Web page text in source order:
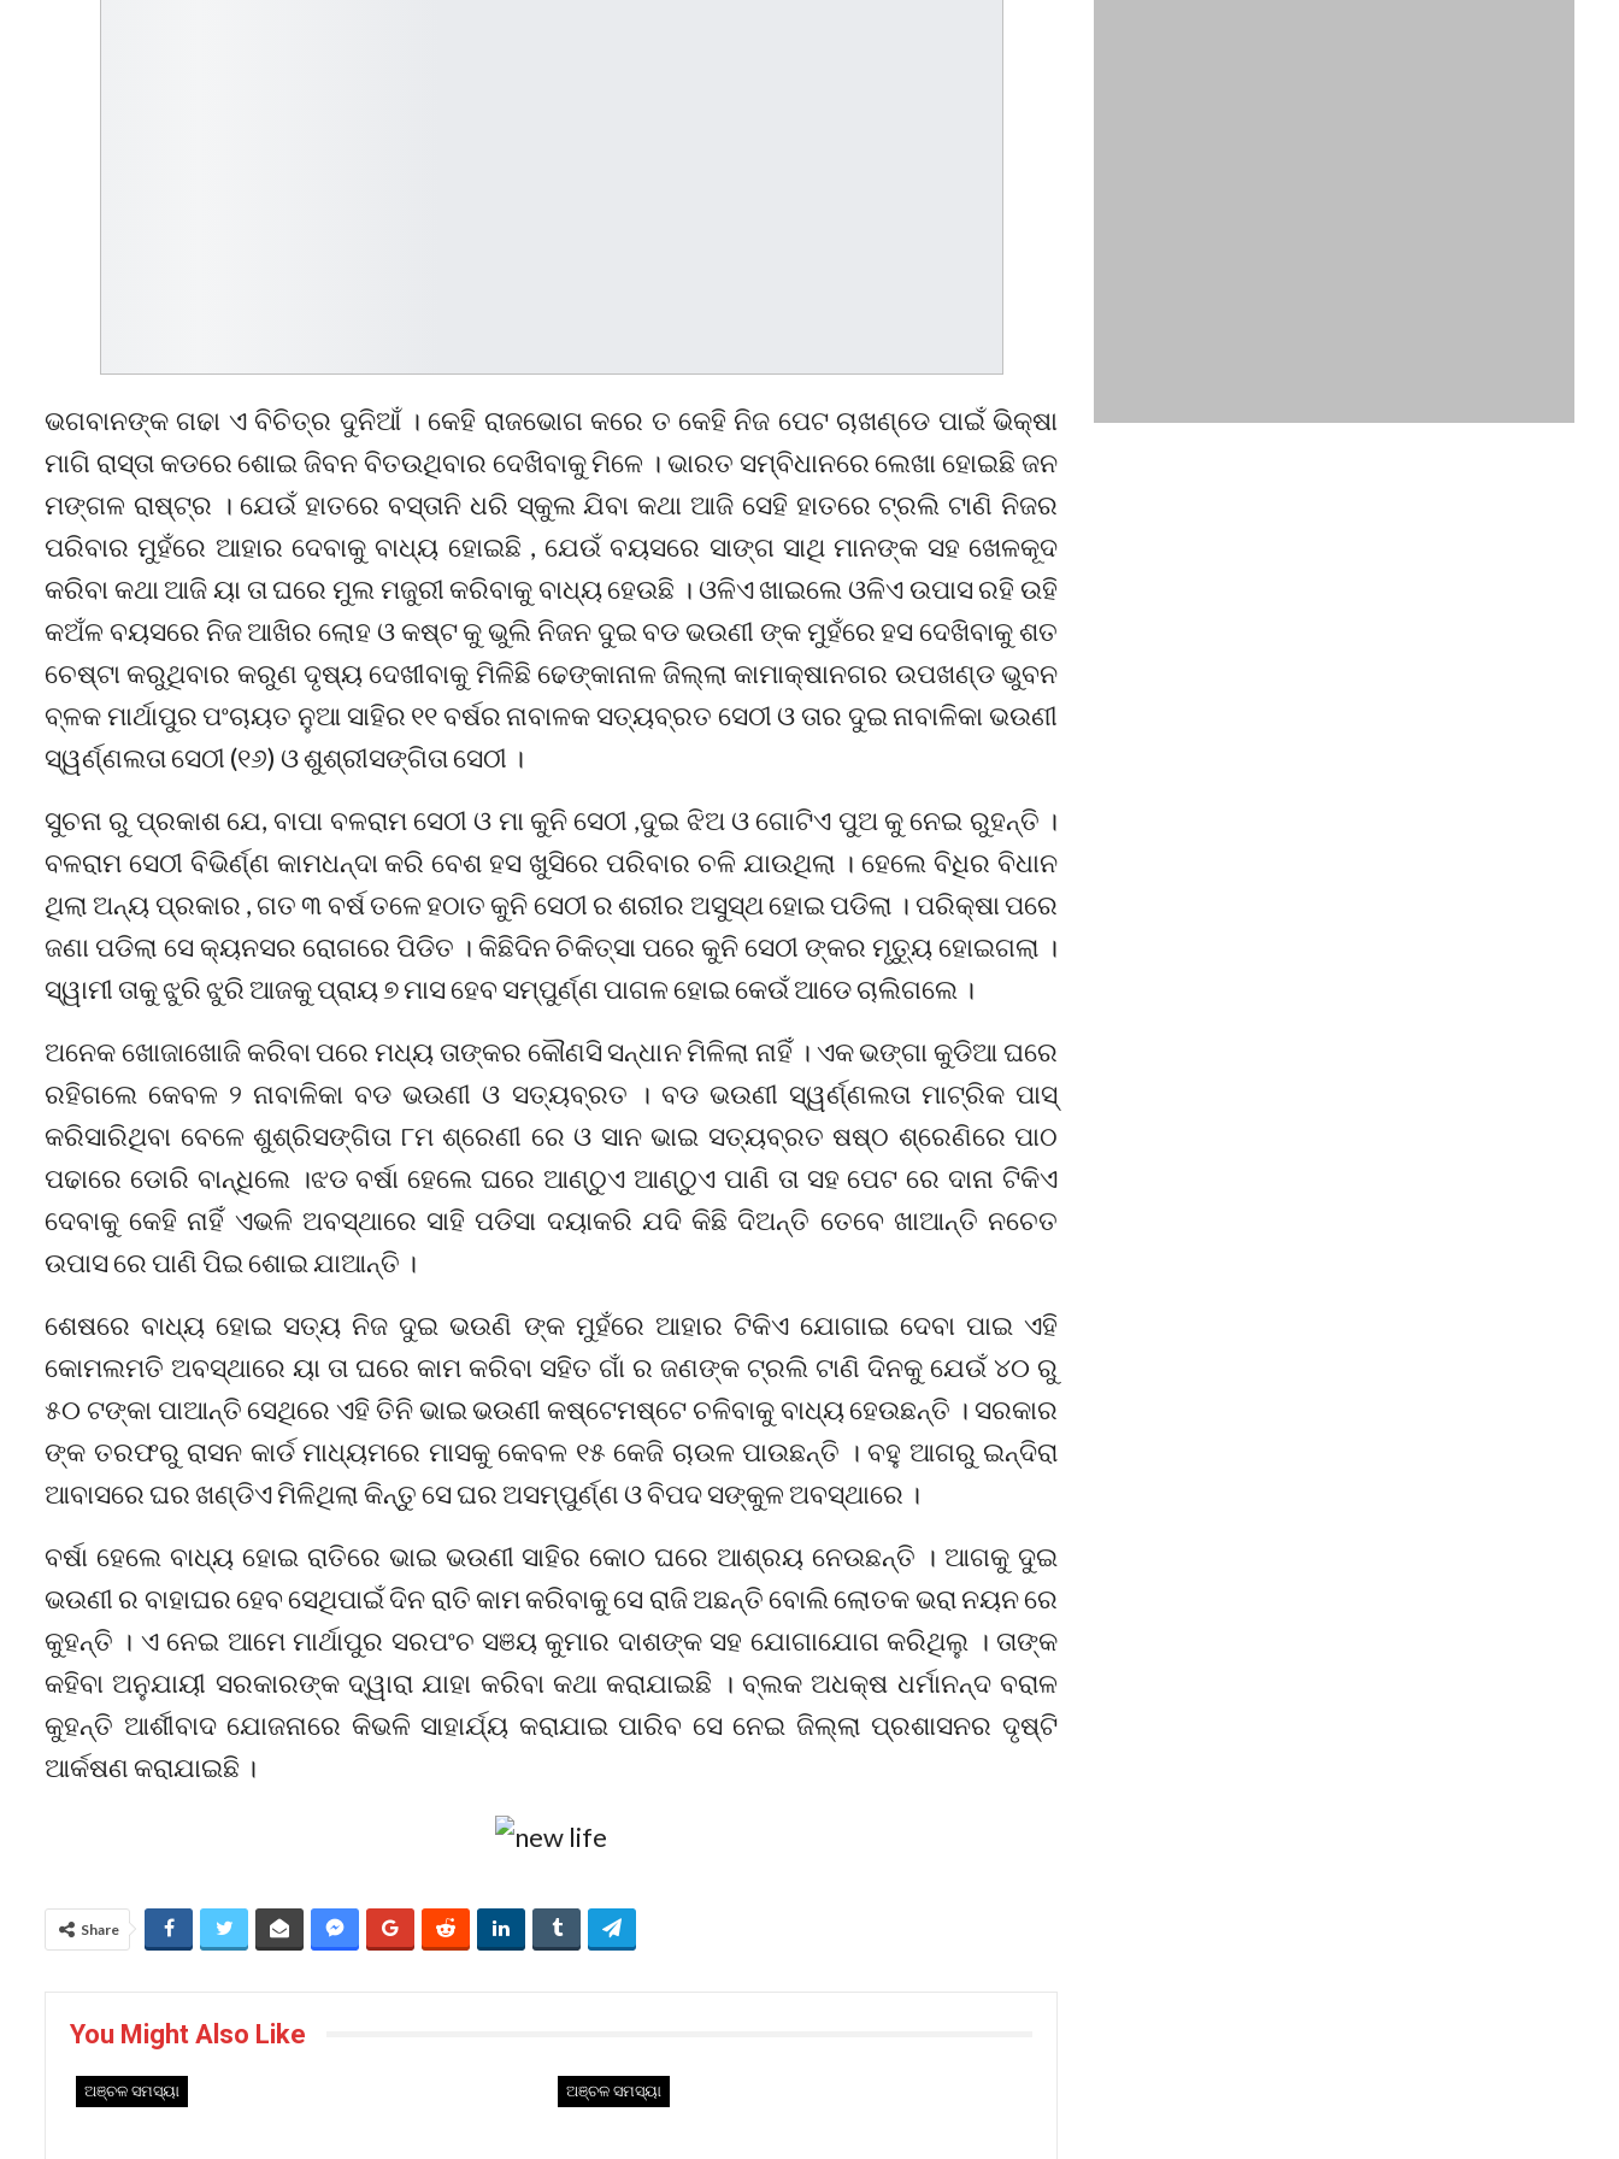
ଭଗବାନଙ୍କ ଗଢା ଏ ବିଚିତ୍ର ଦୁନିଆଁ । କେହି ରାଜଭୋଗ କରେ ତ କେହି ନିଜ ପେଟ ଚାଖଣ୍ଡେ ପାଇଁ ଭିକ୍ଷା
ମାଗି ରାସ୍ତା କଡରେ ଶୋଇ ଜିବନ ବିତଉଥିବାର ଦେଖିବାକୁ ମିଳେ । ଭାରତ ସମ୍ବିଧାନରେ ଲେଖା ହୋଇଛି ଜନ
ମଙ୍ଗଳ ରାଷ୍ଟ୍ର । ଯେଉଁ ହାତରେ ବସ୍ତାନି ଧରି ସ୍କୁଲ ଯିବା କଥା ଆଜି ସେହି ହାତରେ ଟ୍ରଲି ଟାଣି ନିଜର
ପରିବାର ମୁହଁରେ ଆହାର ଦେବାକୁ ବାଧ୍ୟ ହୋଇଛି , ଯେଉଁ ବୟସରେ ସାଙ୍ଗ ସାଥି ମାନଙ୍କ ସହ ଖେଳକୂଦ
କରିବା କଥା ଆଜି ୟା ତା ଘରେ ମୁଲ ମଜୁରୀ କରିବାକୁ ବାଧ୍ୟ ହେଉଛି । ଓଳିଏ ଖାଇଲେ ଓଳିଏ ଉପାସ ରହି ଉହି
କଅଁଳ ବୟସରେ ନିଜ ଆଖିର ଲୋହ ଓ କଷ୍ଟ କୁ ଭୁଲି ନିଜନ ଦୁଇ ବଡ ଭଉଣୀ ଙ୍କ ମୁହଁରେ ହସ ଦେଖିବାକୁ ଶତ
ଚେଷ୍ଟା କରୁଥିବାର କରୁଣ ଦୃଷ୍ୟ ଦେଖୀବାକୁ ମିଳିଛି ଢେଙ୍କାନାଳ ଜିଲ୍ଲା କାମାକ୍ଷାନଗର ଉପଖଣ୍ଡ ଭୁବନ
ବ୍ଳକ ମାର୍ଥାପୁର ପଂଚାୟତ ନୁଆ ସାହିର ୧୧ ବର୍ଷର ନାବାଳକ ସତ୍ୟବ୍ରତ ସେଠୀ ଓ ତାର ଦୁଇ ନାବାଳିକା ଭଉଣୀ
ସ୍ୱର୍ଣ୍ଣଲତା ସେଠୀ (୧୬) ଓ ଶୁଶ୍ରୀସଙ୍ଗିତା ସେଠୀ ।
ସୁଚନା ରୁ ପ୍ରକାଶ ଯେ, ବାପା ବଳରାମ ସେଠୀ ଓ ମା କୁନି ସେଠୀ ,ଦୁଇ ଝିଅ ଓ ଗୋଟିଏ ପୁଅ କୁ ନେଇ ରୁହନ୍ତି ।
ବଳରାମ ସେଠୀ ବିଭିର୍ଣ୍ଣ କାମଧନ୍ଦା କରି ବେଶ ହସ ଖୁସିରେ ପରିବାର ଚଳି ଯାଉଥିଲା । ହେଲେ ବିଧିର ବିଧାନ
ଥିଲା ଅନ୍ୟ ପ୍ରକାର , ଗତ ୩ ବର୍ଷ ତଳେ ହଠାତ କୁନି ସେଠୀ ର ଶରୀର ଅସୁସ୍ଥ ହୋଇ ପଡିଲା । ପରିକ୍ଷା ପରେ
ଜଣା ପଡିଲା ସେ କ୍ୟନସର ରୋଗରେ ପିଡିତ । କିଛିଦିନ ଚିକିତ୍ସା ପରେ କୁନି ସେଠୀ ଙ୍କର ମୃତ୍ୟୁ ହୋଇଗଲା ।
ସ୍ୱାମୀ ତାକୁ ଝୁରି ଝୁରି ଆଜକୁ ପ୍ରାୟ ୭ ମାସ ହେବ ସମ୍ପୁର୍ଣ୍ଣ ପାଗଳ ହୋଇ କେଉଁ ଆଡେ ଚାଲିଗଲେ ।
ଅନେକ ଖୋଜାଖୋଜି କରିବା ପରେ ମଧ୍ୟ ତାଙ୍କର କୌଣସି ସନ୍ଧାନ ମିଳିଲା ନାହିଁ । ଏକ ଭଙ୍ଗା କୁଡିଆ ଘରେ
ରହିଗଲେ କେବଳ ୨ ନାବାଳିକା ବଡ ଭଉଣୀ ଓ ସତ୍ୟବ୍ରତ । ବଡ ଭଉଣୀ ସ୍ୱର୍ଣ୍ଣଲତା ମାଟ୍ରିକ ପାସ୍
କରିସାରିଥିବା ବେଳେ ଶୁଶ୍ରିସଙ୍ଗିତା ୮ମ ଶ୍ରେଣୀ ରେ ଓ ସାନ ଭାଇ ସତ୍ୟବ୍ରତ ଷଷ୍ଠ ଶ୍ରେଣିରେ ପାଠ
ପଢାରେ ଡୋରି ବାନ୍ଧିଲେ ।ଝଡ ବର୍ଷା ହେଲେ ଘରେ ଆଣ୍ଠୁଏ ଆଣ୍ଠୁଏ ପାଣି ତା ସହ ପେଟ ରେ ଦାନା ଟିକିଏ
ଦେବାକୁ କେହି ନାହିଁ ଏଭଳି ଅବସ୍ଥାରେ ସାହି ପଡିସା ଦୟାକରି ଯଦି କିଛି ଦିଅନ୍ତି ତେବେ ଖାଆନ୍ତି ନଚେତ
ଉପାସ ରେ ପାଣି ପିଇ ଶୋଇ ଯାଆନ୍ତି ।
ଶେଷରେ ବାଧ୍ୟ ହୋଇ ସତ୍ୟ ନିଜ ଦୁଇ ଭଉଣି ଙ୍କ ମୁହଁରେ ଆହାର ଟିକିଏ ଯୋଗାଇ ଦେବା ପାଇ ଏହି
କୋମଲମତି ଅବସ୍ଥାରେ ୟା ତା ଘରେ କାମ କରିବା ସହିତ ଗାଁ ର ଜଣଙ୍କ ଟ୍ରଲି ଟାଣି ଦିନକୁ ଯେଉଁ ୪୦ ରୁ
୫୦ ଟଙ୍କା ପାଆନ୍ତି ସେଥିରେ ଏହି ତିନି ଭାଇ ଭଉଣୀ କଷ୍ଟେମଷ୍ଟେ ଚଳିବାକୁ ବାଧ୍ୟ ହେଉଛନ୍ତି । ସରକାର
ଙ୍କ ତରଫରୁ ରାସନ କାର୍ଡ ମାଧ୍ୟମରେ ମାସକୁ କେବଳ ୧୫ କେଜି ଚାଉଳ ପାଉଛନ୍ତି । ବହୁ ଆଗରୁ ଇନ୍ଦିରା
ଆବାସରେ ଘର ଖଣ୍ଡିଏ ମିଳିଥିଲା କିନ୍ତୁ ସେ ଘର ଅସମ୍ପୁର୍ଣ୍ଣ ଓ ବିପଦ ସଙ୍କୁଳ ଅବସ୍ଥାରେ ।
ବର୍ଷା ହେଲେ ବାଧ୍ୟ ହୋଇ ରାତିରେ ଭାଇ ଭଉଣୀ ସାହିର କୋଠ ଘରେ ଆଶ୍ରୟ ନେଉଛନ୍ତି । ଆଗକୁ ଦୁଇ
ଭଉଣୀ ର ବାହାଘର ହେବ ସେଥିପାଇଁ ଦିନ ରାତି କାମ କରିବାକୁ ସେ ରାଜି ଅଛନ୍ତି ବୋଲି ଲୋତକ ଭରା ନୟନ ରେ
କୁହନ୍ତି । ଏ ନେଇ ଆମେ ମାର୍ଥାପୁର ସରପଂଚ ସଞୟ କୁମାର ଦାଶଙ୍କ ସହ ଯୋଗାଯୋଗ କରିଥିଲୁ । ତାଙ୍କ
କହିବା ଅନୁଯାୟୀ ସରକାରଙ୍କ ଦ୍ୱାରା ଯାହା କରିବା କଥା କରାଯାଇଛି । ବ୍ଲକ ଅଧକ୍ଷ ଧର୍ମାନନ୍ଦ ବରାଳ
କୁହନ୍ତି ଆର୍ଶୀବାଦ ଯୋଜନାରେ କିଭଳି ସାହାର୍ଯ୍ୟ କରାଯାଇ ପାରିବ ସେ ନେଇ ଜିଲ୍ଲା ପ୍ରଶାସନର ଦୃଷ୍ଟି
ଆର୍କଷଣ କରାଯାଇଛି ।
Share
You Might Also Like
ଅଞ୍ଚଳ ସମସ୍ୟା ଅଞ୍ଚଳ ସମସ୍ୟା